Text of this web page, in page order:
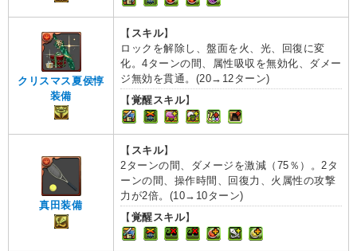
クリスマス夏侯惇
装備
【 スキル】
ロックを解除し、盤面を火、光、回復に変
化。4ターンの間、属性吸収を無効化、ダメー
ジ無効を貫通。(20→12ターン)
【覚醒スキル】
真田装備
【 スキル】
2ターンの間、ダメージを激減（75％）。2タ
ーンの間、操作時間、回復力、火属性の攻撃
力が2倍。(10→10ターン)
【覚醒スキル】